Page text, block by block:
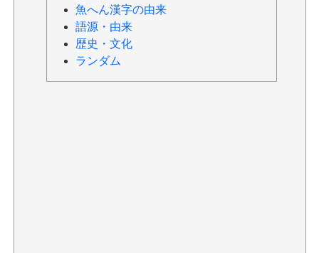
魚へん漢字の由来
語源・由来
歴史・文化
ランダム